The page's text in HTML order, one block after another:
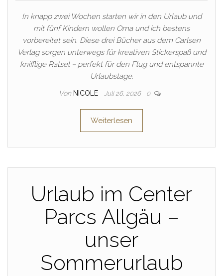
In knapp zwei Wochen starten wir in den Urlaub und
mit fünf Kindern wollen Oma und ich bestens
vorbereitet sein. Diese drei Bücher aus dem Carlsen
Verlag sorgen unterwegs für kreativen Stickerspaß und
knifflige Rätsel – perfekt für den Flug und entspannte
Urlaubstage.
Von NICOLE Juli 26, 2026 0
Weiterlesen
Urlaub im Center
Parcs Allgäu –
unser
Sommerurlaub